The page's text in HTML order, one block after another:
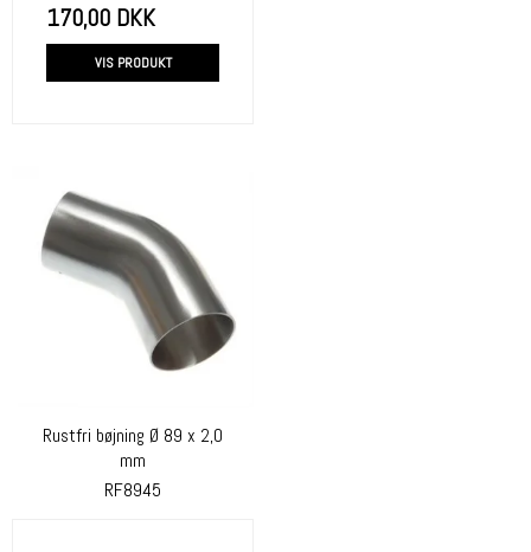
170,00 DKK
VIS PRODUKT
Rustfri bøjning Ø 89 x 2,0
mm
RF8945